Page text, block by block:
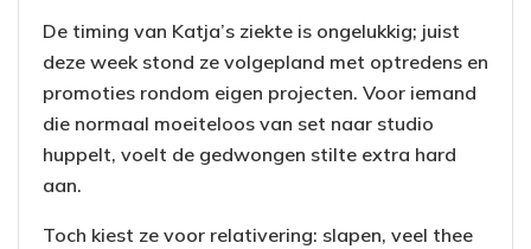
De timing van Katja’s ziekte is ongelukkig; juist
deze week stond ze volgepland met optredens en
promoties rondom eigen projecten. Voor iemand
die normaal moeiteloos van set naar studio
huppelt, voelt de gedwongen stilte extra hard
aan.
Toch kiest ze voor relativering: slapen, veel thee